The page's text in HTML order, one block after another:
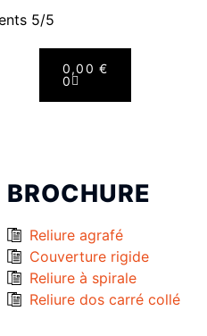
5/5
0,00 €
0
BROCHURE
Reliure agrafé
Couverture rigide
Reliure à spirale
Reliure dos carré collé